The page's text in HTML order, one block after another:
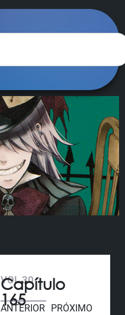
VOL 30
Capítulo
165
ANTERIOR PRÓXIMO